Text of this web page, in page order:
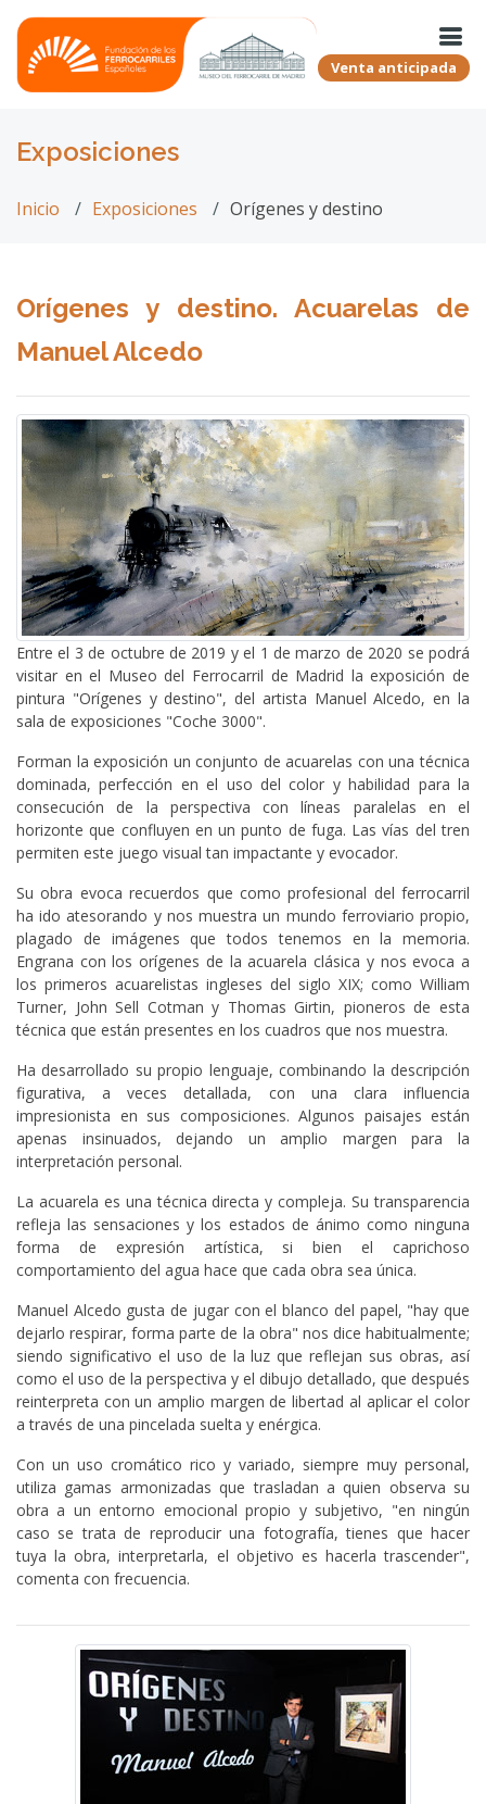
Venta anticipada
Exposiciones
Inicio Exposiciones Orígenes y destino
Orígenes y destino. Acuarelas de
Manuel Alcedo
Entre el 3 de octubre de 2019 y el 1 de marzo de 2020 se podrá
visitar en el Museo del Ferrocarril de Madrid la exposición de
pintura "Orígenes y destino", del artista Manuel Alcedo, en la
sala de exposiciones "Coche 3000".
Forman la exposición un conjunto de acuarelas con una técnica
dominada, perfección en el uso del color y habilidad para la
consecución de la perspectiva con líneas paralelas en el
horizonte que confluyen en un punto de fuga. Las vías del tren
permiten este juego visual tan impactante y evocador.
Su obra evoca recuerdos que como profesional del ferrocarril
ha ido atesorando y nos muestra un mundo ferroviario propio,
plagado de imágenes que todos tenemos en la memoria.
Engrana con los orígenes de la acuarela clásica y nos evoca a
los primeros acuarelistas ingleses del siglo XIX; como William
Turner, John Sell Cotman y Thomas Girtin, pioneros de esta
técnica que están presentes en los cuadros que nos muestra.
Ha desarrollado su propio lenguaje, combinando la descripción
figurativa, a veces detallada, con una clara influencia
impresionista en sus composiciones. Algunos paisajes están
apenas insinuados, dejando un amplio margen para la
interpretación personal.
La acuarela es una técnica directa y compleja. Su transparencia
refleja las sensaciones y los estados de ánimo como ninguna
forma de expresión artística, si bien el caprichoso
comportamiento del agua hace que cada obra sea única.
Manuel Alcedo gusta de jugar con el blanco del papel, "hay que
dejarlo respirar, forma parte de la obra" nos dice habitualmente;
siendo significativo el uso de la luz que reflejan sus obras, así
como el uso de la perspectiva y el dibujo detallado, que después
reinterpreta con un amplio margen de libertad al aplicar el color
a través de una pincelada suelta y enérgica.
Con un uso cromático rico y variado, siempre muy personal,
utiliza gamas armonizadas que trasladan a quien observa su
obra a un entorno emocional propio y subjetivo, "en ningún
caso se trata de reproducir una fotografía, tienes que hacer
tuya la obra, interpretarla, el objetivo es hacerla trascender",
comenta con frecuencia.